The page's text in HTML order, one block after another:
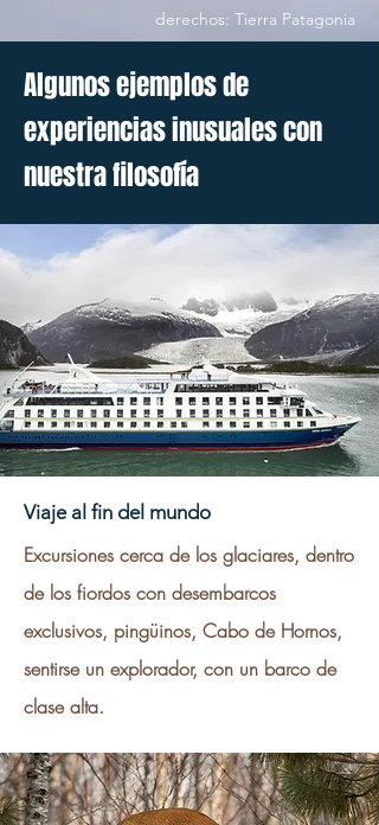
derechos: Tierra Patagonia
Algunos ejemplos de
experiencias inusuales con
nuestra filosofía
Viaje al fin del mundo
Excursiones cerca de los glaciares, dentro
de los fiordos con desembarcos
exclusivos, pingüinos, Cabo de Hornos,
sentirse un explorador, con un barco de
clase alta.